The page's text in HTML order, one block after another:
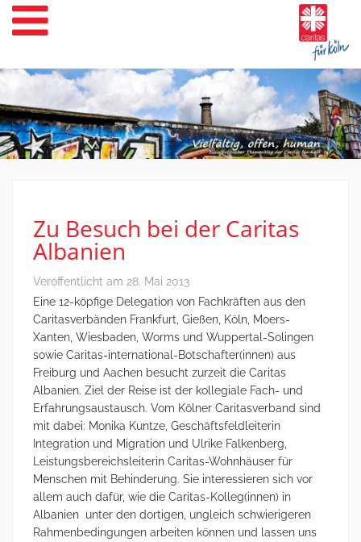
Weiter
zum
Inhalt
Zu Besuch bei der Caritas
Albanien
Veröffentlicht am 28. Mai 2013
Eine 12-köpfige Delegation von Fachkräften aus den
Caritasverbänden Frankfurt, Gießen, Köln, Moers-
Xanten, Wiesbaden, Worms und Wuppertal-Solingen
sowie Caritas-international-Botschafter(innen) aus
Freiburg und Aachen besucht zurzeit die Caritas
Albanien. Ziel der Reise ist der kollegiale Fach- und
Erfahrungsaustausch. Vom Kölner Caritasverband sind
mit dabei: Monika Kuntze, Geschäftsfeldleiterin
Integration und Migration und Ulrike Falkenberg,
Leistungsbereichsleiterin Caritas-Wohnhäuser für
Menschen mit Behinderung. Sie interessieren sich vor
allem auch dafür, wie die Caritas-Kolleg(innen) in
Albanien unter den dortigen, ungleich schwierigeren
Rahmenbedingungen arbeiten können und lassen uns